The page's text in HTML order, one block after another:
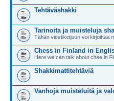
Tehtäväshakki
Tarinoita ja muisteluja
Tähän viestiketjuun voi kirjoittaa
Chess in Finland in
Here we can talk about chee in
Shakkimattitehtäviä
Vanhoja muisteluitä ja